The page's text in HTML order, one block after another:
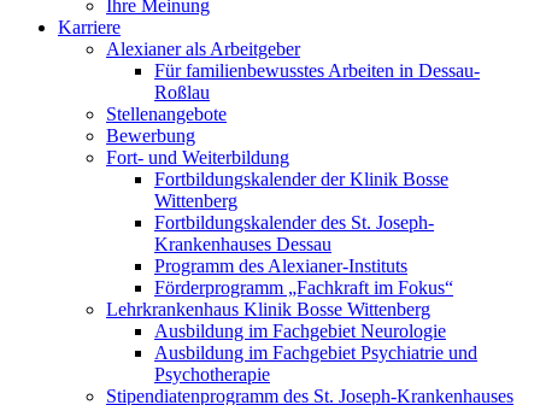
Ihre Meinung
Karriere
Alexianer als Arbeitgeber
Für familienbewusstes Arbeiten in Dessau-
Roßlau
Stellenangebote
Bewerbung
Fort- und Weiterbildung
Fortbildungskalender der Klinik Bosse
Wittenberg
Fortbildungskalender des St. Joseph-
Krankenhauses Dessau
Programm des Alexianer-Instituts
Förderprogramm „Fachkraft im Fokus“
Lehrkrankenhaus Klinik Bosse Wittenberg
Ausbildung im Fachgebiet Neurologie
Ausbildung im Fachgebiet Psychiatrie und
Psychotherapie
Stipendiatenprogramm des St. Joseph-Krankenhauses